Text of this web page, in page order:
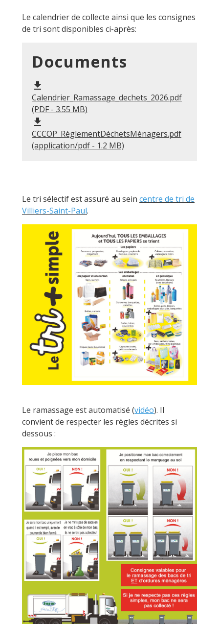
Le calendrier de collecte ainsi que les consignes
de tri sont disponibles ci-après:
Documents
file_download
Calendrier_Ramassage_dechets_2026.pdf
(PDF - 3.55 MB)
file_download
CCCOP_RèglementDéchetsMénagers.pdf
(application/pdf - 1.2 MB)
Le tri sélectif est assuré au sein centre de tri de
Villiers-Saint-Paul.
Le ramassage est automatisé (vidéo). Il
convient de respecter les règles décrites si
dessous :